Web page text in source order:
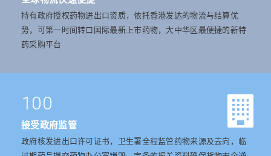
持有政府授权药物进出口资质，依托香港发达的物流与结算优
势，可第一时间转口国际最新上市药物，大中华区最便捷的新特
药采购平台
100
接受政府监管
政府核发进出口许可证书，卫生署全程监管药物来源及去向，临